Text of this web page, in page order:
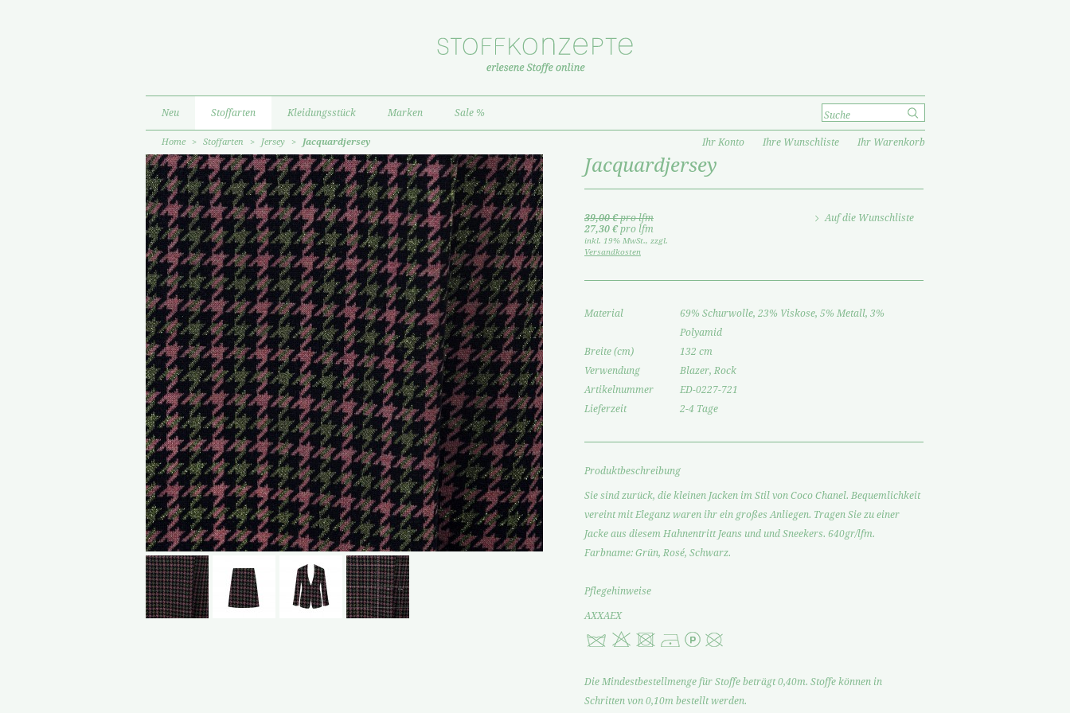
Neu Stoffarten Kleidungsstück Marken Sale %
Home > Stoffarten > Jersey > Jacquardjersey Ihr Konto Ihre Wunschliste Ihr Warenkorb
Jacquardjersey
Auf die Wunschliste
39,00 €pro lfm
27,30 €pro lfm
inkl. 19% MwSt., zzgl.
Versandkosten
Material
69% Schurwolle, 23% Viskose, 5% Metall, 3%
Polyamid
Breite (cm)
132 cm
Verwendung
Blazer, Rock
Artikelnummer
ED-0227-721
Lieferzeit
2-4 Tage
Produktbeschreibung
Sie sind zurück, die kleinen Jacken im Stil von Coco Chanel. Bequemlichkeit
vereint mit Eleganz waren ihr ein großes Anliegen. Tragen Sie zu einer
Jacke aus diesem Hahnentritt Jeans und und Sneekers. 640gr/lfm.
Farbname: Grün, Rosé, Schwarz.
Pflegehinweise
AXXAEX
Die Mindestbestellmenge für Stoffe beträgt 0,40m. Stoffe können in
Schritten von 0,10m bestellt werden.